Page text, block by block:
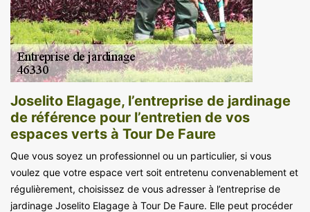
Joselito Elagage, l’entreprise de jardinage
de référence pour l’entretien de vos
espaces verts à Tour De Faure
Que vous soyez un professionnel ou un particulier, si vous
voulez que votre espace vert soit entretenu convenablement et
régulièrement, choisissez de vous adresser à l’entreprise de
jardinage Joselito Elagage à Tour De Faure. Elle peut procéder